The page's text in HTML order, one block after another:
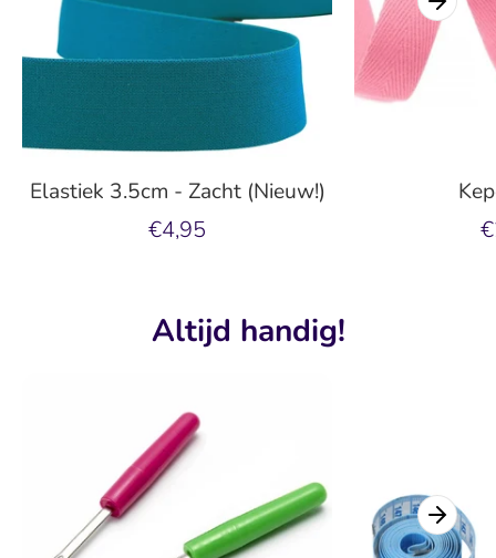
Elastiek 3.5cm - Zacht (Nieuw!)
€4,95
Altijd handig!